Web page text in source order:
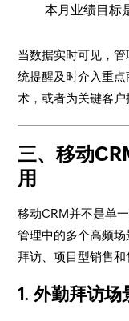
本月业绩目标
当数据实时可见，
统提醒及时介入重
术，或者为关键客户
三、移动
用
移动CRM并不是单
管理中的多个高频
拜访、项目型销售和
1. 外勤拜访场